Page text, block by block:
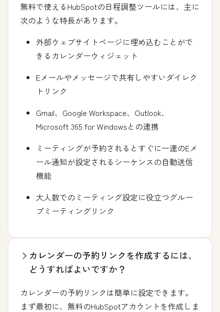
無料で使えるHubSpotの日程調整ツールには、主に
次のような特長があります。
外部ウェブサイトページに埋め込むことがで
きるカレンダーウィジェット
Eメールやメッセージで共有しやすいダイレク
トリンク
Gmail、Google Workspace、Outlook、
Microsoft 365 for Windowsとの連携
ミーティングが予約されるとすぐに一連のEメ
ール通知が設定されるシーケンスの自動送信
機能
大人数でのミーティング設定に役立つグルー
プミーティングリンク
カレンダーの予約リンクを作成するには、
どうすればよいですか？
カレンダーの予約リンクは簡単に設定できます。
まず最初に、無料のHubSpotアカウントを作成しま